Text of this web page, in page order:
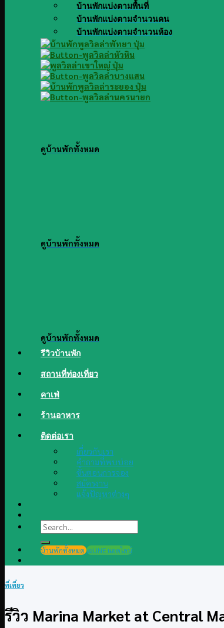
บ้านพักแบ่งตามพื้นที่
บ้านพักแบ่งตามจำนวนคน
บ้านพักแบ่งตามจำนวนห้อง
ดูบ้านพักทั้งหมด
ดูบ้านพักทั้งหมด
ดูบ้านพักทั้งหมด
รีวิวบ้านพัก
สถานที่ท่องเที่ยว
คาเฟ่
ร้านอาหาร
ติดต่อเรา
เกี่ยวกับเรา
คำถามที่พบบ่อย
ขั้นตอนการจอง
สมัครงาน
แจ้งปัญหาต่างๆ
Search
for:
บ้านพักทั้งหมด @LINE แอดไลน์
ที่เที่ยว
รีวิว Marina Market at Central